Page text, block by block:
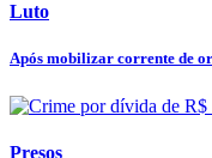
Luto
Após mobilizar corrente de
Presos